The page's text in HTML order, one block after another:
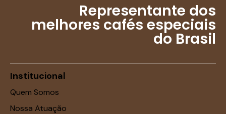
Representante dos
melhores cafés especiais
do Brasil
Institucional
Quem Somos
Nossa Atuação